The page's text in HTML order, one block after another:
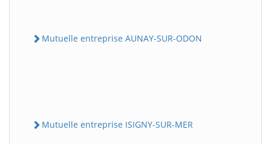
Mutuelle entreprise AUNAY-SUR-ODON
Mutuelle entreprise ISIGNY-SUR-MER